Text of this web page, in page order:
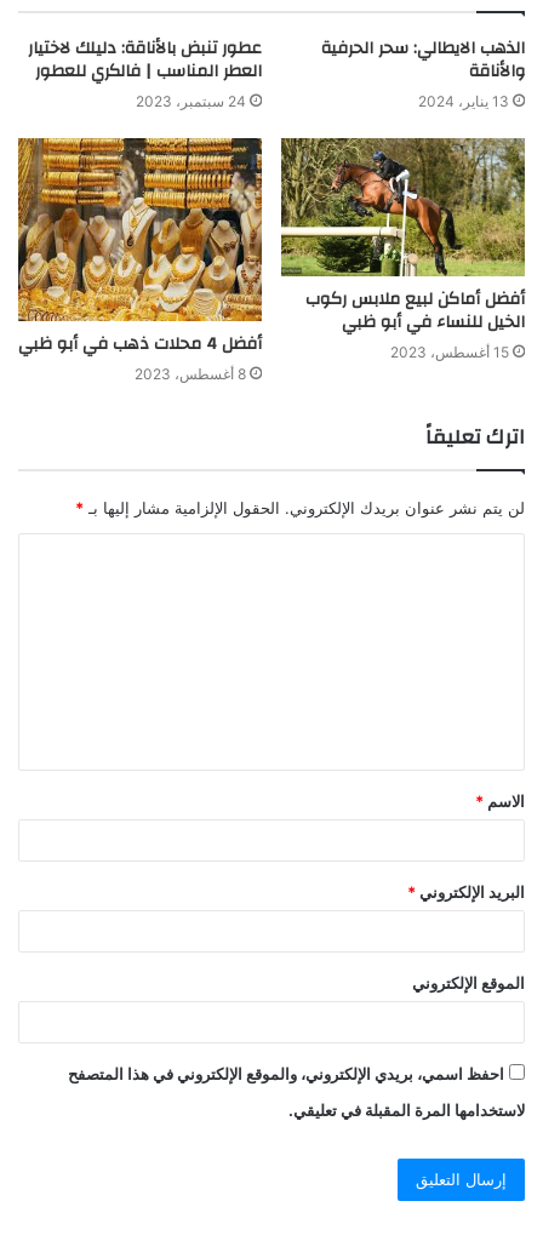
الذهب الايطالي: سحر الحرفية
والأناقة
13 يناير، 2024
عطور تنبض بالأناقة: دليلك لاختيار
العطر المناسب | فالكري للعطور
24 سبتمبر، 2023
أفضل أماكن لبيع ملابس ركوب
الخيل للنساء في أبو ظبي
15 أغسطس، 2023 أفضل 4 محلات ذهب في أبو ظبي
8 أغسطس، 2023
اترك تعليقاً
لن يتم نشر عنوان بريدك الإلكتروني. الحقول الإلزامية مشار إليها بـ *
الاسم *
البريد الإلكتروني *
الموقع الإلكتروني
احفظ اسمي، بريدي الإلكتروني، والموقع الإلكتروني في هذا المتصفح
لاستخدامها المرة المقبلة في تعليقي.